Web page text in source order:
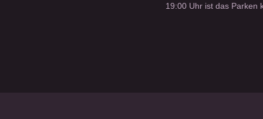
19:00 Uhr ist das Parken